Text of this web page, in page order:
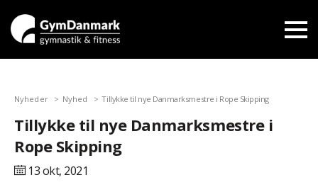
Nyheder Nyhed Tillykke til nye Danmarksmestre i Rope Skipping
Tillykke til nye Danmarksmestre i
Rope Skipping
13 okt, 2021